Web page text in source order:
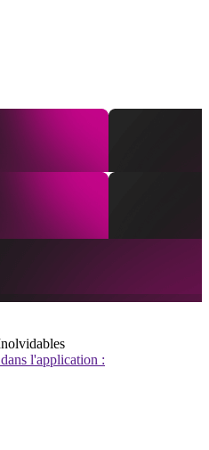
l'application :